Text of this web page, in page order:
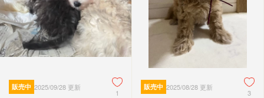
販売中 2025/09/28 更新
1
販売中 2025/08/28 更新
3